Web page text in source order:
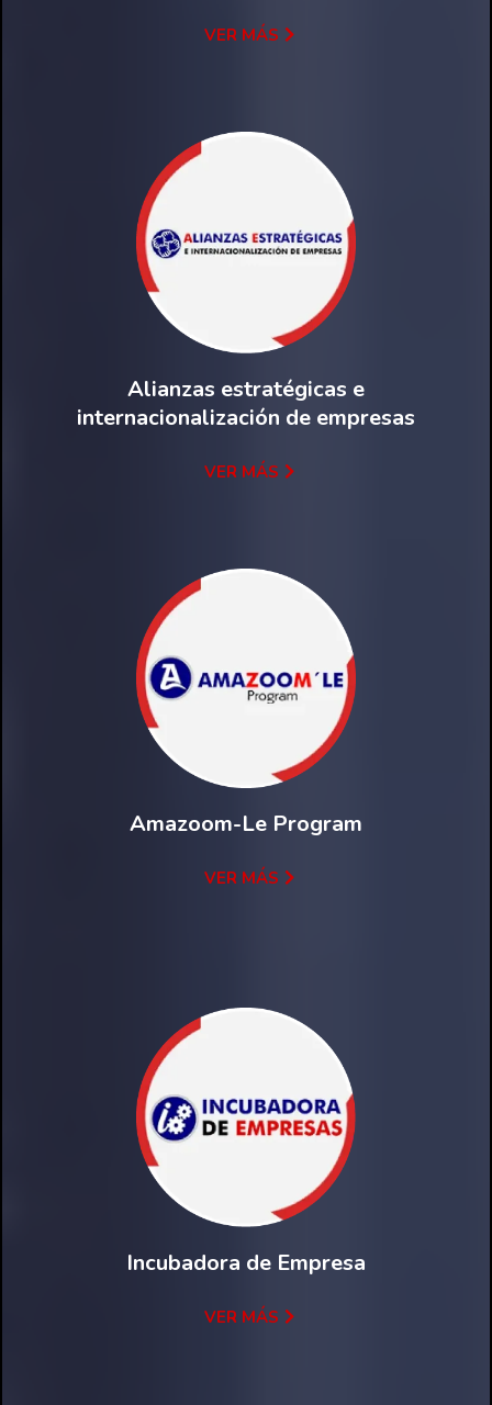
VER MÁS
Alianzas estratégicas e
internacionalización de empresas
VER MÁS
Amazoom-Le Program
VER MÁS
Incubadora de Empresa
VER MÁS